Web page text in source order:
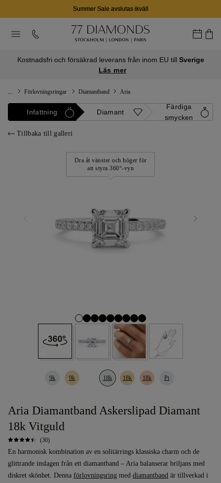
Summer Sale avslutas ikväll
Kostnadsfri och försäkrad leverans från inom EU till Sverige
Läs mer
Förlovningsringar Diamantband Aria
Infattning Diamant
Färdiga
smycken
Tillbaka till galleri
Dra åt vänster och höger för
att styra 360°-vyn
9k 9k 18k 18k 18k Pt
Aria Diamantband Askerslipad Diamant
18k Vitguld
(30)
En harmonisk kombination av en solitärrings klassiska charm och de
glittrande inslagen från ett diamantband – Aria balanserar briljans med
diskret skönhet. Denna förlovningsring med diamantband är tillverkad i